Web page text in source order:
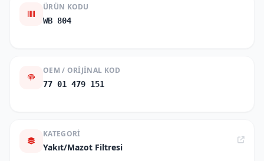
ÜRÜN KODU
WB 804
OEM / ORIJINAL KOD
77 01 479 151
KATEGORI
Yakıt/Mazot Filtresi